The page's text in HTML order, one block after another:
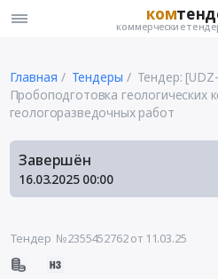
ком
коммерческие
Главная Тендеры
Тендер:
Пробоподготовка геологических
геологоразведочных работ
Завершён
16.03.2025 00:00
Тендер №2355452762от 11.03.25